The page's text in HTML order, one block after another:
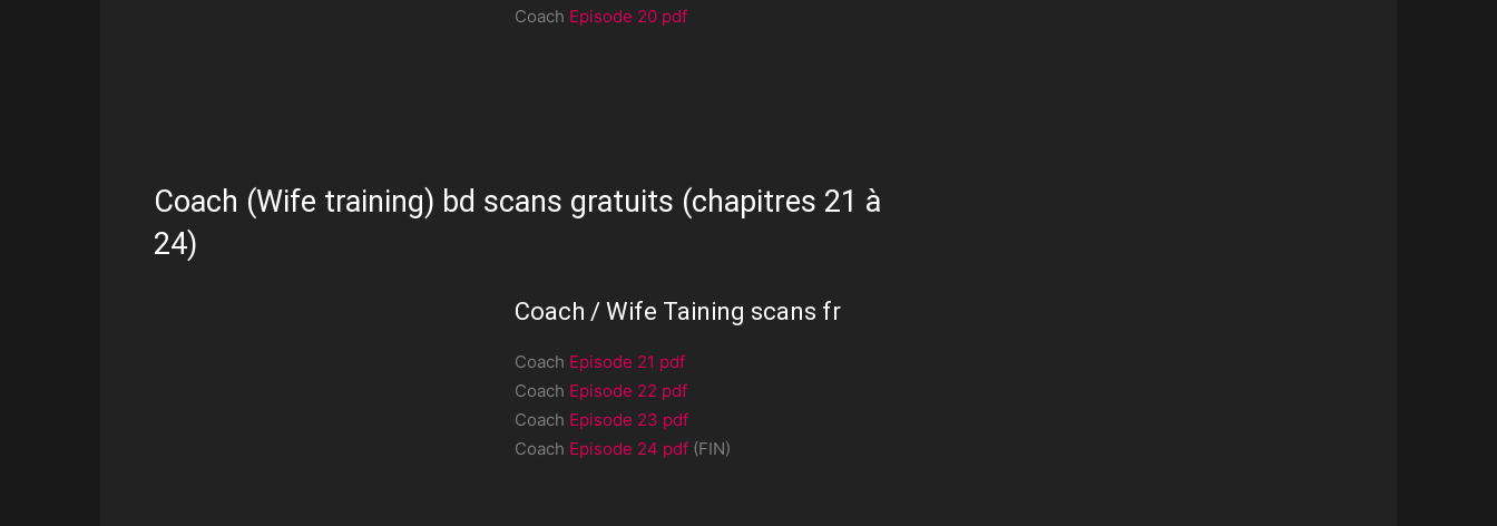
Coach Episode 20 pdf
Coach (Wife training) bd scans gratuits (chapitres 21 à
24)
Coach / Wife Taining scans fr
Coach Episode 21 pdf
Coach Episode 22 pdf
Coach Episode 23 pdf
Coach Episode 24 pdf (FIN)